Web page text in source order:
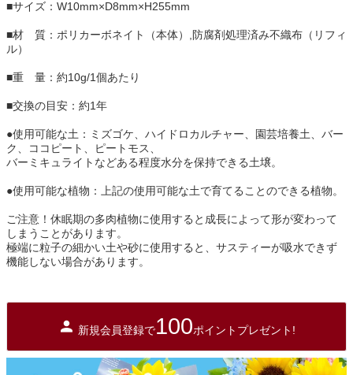
■サイズ：W10mm×D8mm×H255mm
■材 質：ポリカーボネイト（本体）,防腐剤処理済み不織布（リフィ
ル）
■重 量：約10g/1個あたり
■交換の目安：約1年
●使用可能な土：ミズゴケ、ハイドロカルチャー、園芸培養土、バー
ク、ココピート、ピートモス、
バーミキュライトなどある程度水分を保持できる土壌。
●使用可能な植物：上記の使用可能な土で育てることのできる植物。
ご注意！休眠期の多肉植物に使用すると成長によって形が変わって
しまうことがあります。
極端に粒子の細かい土や砂に使用すると、サスティーが吸水できず
機能しない場合があります。
新規会員登録で100ポイントプレゼント!